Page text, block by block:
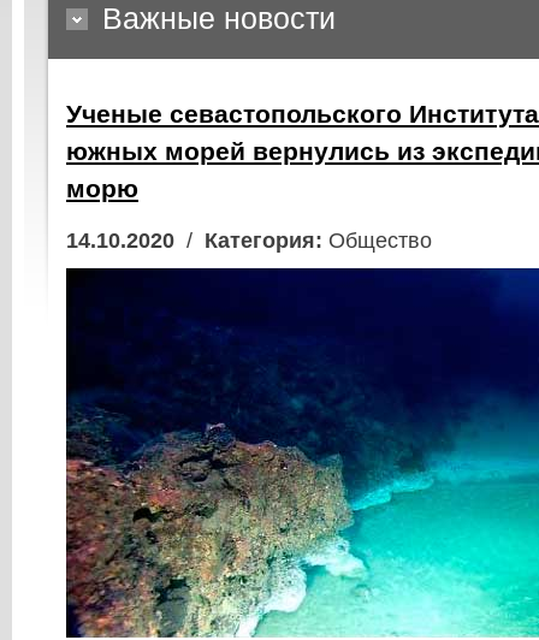
Важные новости
Ученые севастопольского
южных морей вернулись из
морю
14.10.2020 / Категория: Общество